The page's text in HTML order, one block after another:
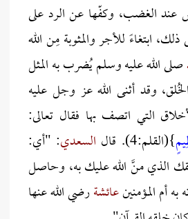
عند الغضب، وكفّها عن الرد على
ابتغاءً للأجر والمثوبة مِن الله
صلى الله عليه وسلم يُضرب به المثل
وقد أثنى الله عز وجل عليه
التي اتصف بها فقال تعالى:
}(القلم:4). قال السعدي: "أي:
الذي منَّ الله عليك به، وحاصل
أم المؤمنينعائشةرضي الله عنها